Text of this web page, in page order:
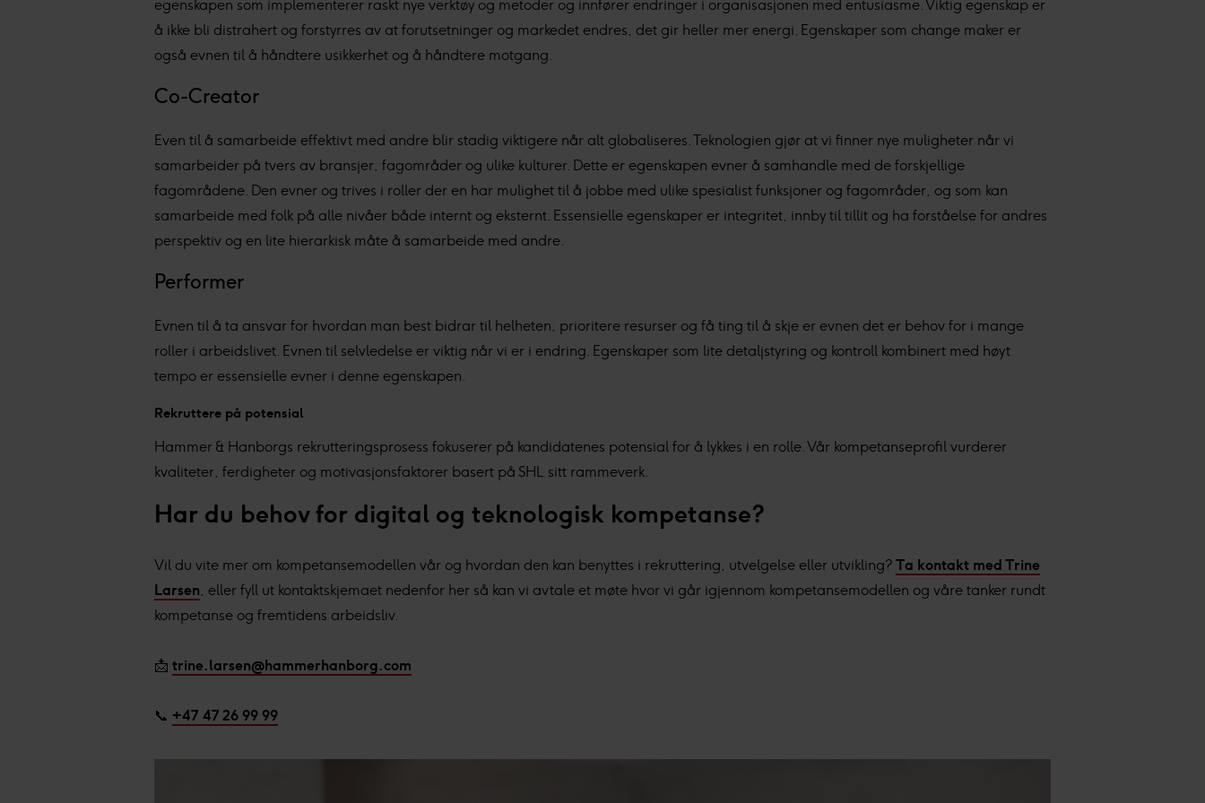
samler inn og behandler personopplysninger i vårpersonvernerklæring.
Vi og våre underleverandører behandler innsamlet data basert på ditt samtykke for:
egenskapen som implementerer raskt nye verktøy og metoder og innfører endringer i organisasjonen med entusiasme. Viktig egenskap er
å ikke bli distrahert og forstyrres av at forutsetninger og markedet endres, det gir heller mer energi. Egenskaper som change maker er
også evnen til å håndtere usikkerhet og å håndtere motgang.
Co-Creator
Even til å samarbeide effektivt med andre blir stadig viktigere når alt globaliseres. Teknologien gjør at vi finner nye muligheter når vi
samarbeider på tvers av bransjer, fagområder og ulike kulturer. Dette er egenskapen evner å samhandle med de forskjellige
fagområdene. Den evner og trives i roller der en har mulighet til å jobbe med ulike spesialist funksjoner og fagområder, og som kan
samarbeide med folk på alle nivåer både internt og eksternt. Essensielle egenskaper er integritet, innby til tillit og ha forståelse for andres
perspektiv og en lite hierarkisk måte å samarbeide med andre.
Performer
Evnen til å ta ansvar for hvordan man best bidrar til helheten, prioritere resurser og få ting til å skje er evnen det er behov for i mange
roller i arbeidslivet. Evnen til selvledelse er viktig når vi er i endring. Egenskaper som lite detaljstyring og kontroll kombinert med høyt
tempo er essensielle evner i denne egenskapen.
Rekruttere på potensial
Hammer & Hanborgs rekrutteringsprosess fokuserer på kandidatenes potensial for å lykkes i en rolle. Vår kompetanseprofil vurderer
kvaliteter, ferdigheter og motivasjonsfaktorer basert på SHL sitt rammeverk.
Har du behov for digital og teknologisk kompetanse?
Vil du vite mer om kompetansemodellen vår og hvordan den kan benyttes i rekruttering, utvelgelse eller utvikling? Ta kontakt med Trine
Larsen, eller fyll ut kontaktskjemaet nedenfor her så kan vi avtale et møte hvor vi går igjennom kompetansemodellen og våre tanker rundt
kompetanse og fremtidens arbeidsliv.
📩 trine.larsen@hammerhanborg.com
📞 +47 47 26 99 99